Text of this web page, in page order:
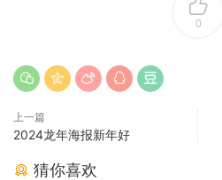
0
上一篇
2024龙年海报新年好
猜你喜欢